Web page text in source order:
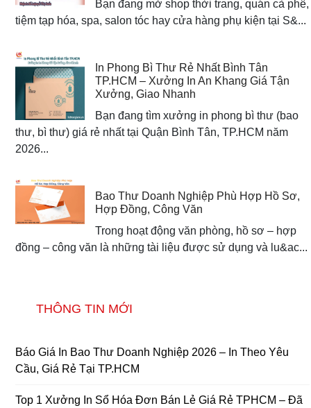
Bạn đang mở shop thời trang, quán cà phê,
tiệm tạp hóa, spa, salon tóc hay cửa hàng phụ kiện tại S&...
In Phong Bì Thư Rẻ Nhất Bình Tân
TP.HCM – Xưởng In An Khang Giá Tận
Xưởng, Giao Nhanh
Bạn đang tìm xưởng in phong bì thư (bao
thư, bì thư) giá rẻ nhất tại Quận Bình Tân, TP.HCM năm
2026...
Bao Thư Doanh Nghiệp Phù Hợp Hồ Sơ,
Hợp Đồng, Công Văn
Trong hoạt động văn phòng, hồ sơ – hợp
đồng – công văn là những tài liệu được sử dụng và lu&ac...
THÔNG TIN MỚI
Báo Giá In Bao Thư Doanh Nghiệp 2026 – In Theo Yêu
Cầu, Giá Rẻ Tại TP.HCM
Top 1 Xưởng In Sổ Hóa Đơn Bán Lẻ Giá Rẻ TPHCM – Đã